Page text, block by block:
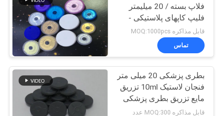
اخبار
موارد
نقشه
سایت
برچسب سفارشی
ویال
111
فلاپ بسته / 20 میلیمتر
فلیپ کاپهای پلاستیکی -
آلومینیوم
قابل مذاکره MOQ:1000pcs
تماس
بطری پزشکی 20 میلی متر
فنجان لاستیک 10ml تزریق
مایع تزریق بطری پزشکی
قابل مذاکره MOQ:300 عدد